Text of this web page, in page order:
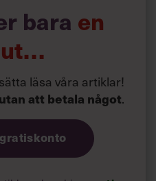
”Led som i
av pandemin”
bara en
läsa våra artiklar!
utan att betala något.